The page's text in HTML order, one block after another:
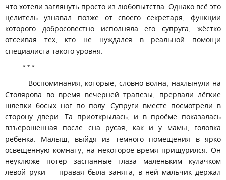
что хотели заглянуть просто из любопытства. Однако всё это
целитель узнавал позже от своего секретаря, функции
которого добросовестно исполняла его супруга, жёстко
отсеивая тех, кто не нуждался в реальной помощи
специалиста такого уровня.
* * *
Воспоминания, которые, словно волна, нахлынули на
Столярова во время вечерней трапезы, прервали лёгкие
шлепки босых ног по полу. Супруги вместе посмотрели в
сторону двери. Та приоткрылась, и в проёме показалась
взъерошенная после сна русая, как и у мамы, головка
ребёнка. Малыш, выйдя из тёмного помещения в ярко
освещённую комнату, на некоторое время прищурился. Он
неуклюже потёр заспанные глаза маленьким кулачком
левой руки — правая была занята, в ней мальчик держал